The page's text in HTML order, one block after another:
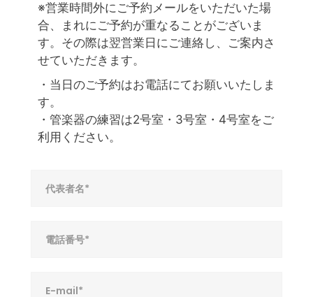
※営業時間外にご予約メールをいただいた場
合、まれにご予約が重なることがございま
す。その際は翌営業日にご連絡し、ご案内さ
せていただきます。
・当日のご予約はお電話にてお願いいたしま
す。
・管楽器の練習は2号室・3号室・4号室をご
利用ください。